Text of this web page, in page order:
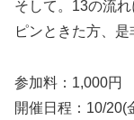
そして。13の流
ピンときた方、
参加料：1,000円
開催日程：10/